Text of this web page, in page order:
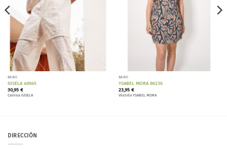
BAÑO
GISELA 40045
30,95 €
Camisa GISELA
BAÑO
YSABEL MORA 86236
23,95 €
Vestido YSABEL MORA
DIRECCIÓN